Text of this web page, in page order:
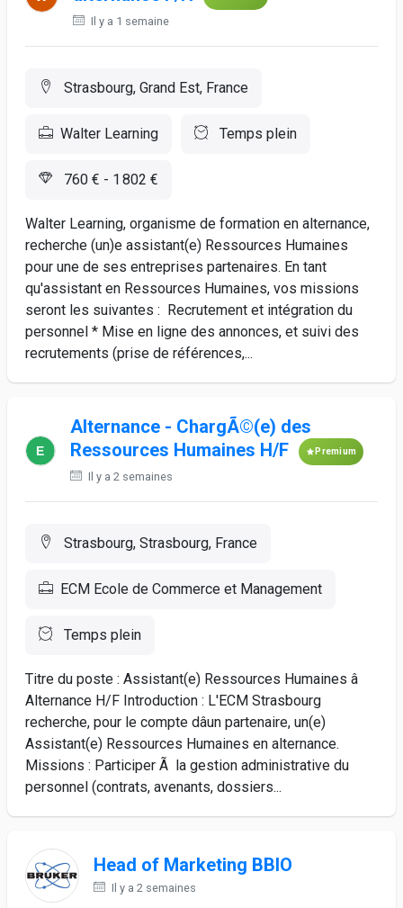
Il y a 1 semaine
Strasbourg, Grand Est, France
Walter Learning Temps plein
760 € - 1 802 €
Walter Learning, organisme de formation en alternance,
recherche (un)e assistant(e) Ressources Humaines
pour une de ses entreprises partenaires. En tant
qu'assistant en Ressources Humaines, vos missions
seront les suivantes : Recrutement et intégration du
personnel * Mise en ligne des annonces, et suivi des
recrutements (prise de références,...
Alternance - ChargÃ©(e) des
Ressources Humaines H/F
Premium
Il y a 2 semaines
Strasbourg, Strasbourg, France
ECM Ecole de Commerce et Management
Temps plein
Titre du poste : Assistant(e) Ressources Humaines â
Alternance H/F Introduction : L'ECM Strasbourg
recherche, pour le compte dâun partenaire, un(e)
Assistant(e) Ressources Humaines en alternance.
Missions : Participer Ã la gestion administrative du
personnel (contrats, avenants, dossiers...
Head of Marketing BBIO
Il y a 2 semaines